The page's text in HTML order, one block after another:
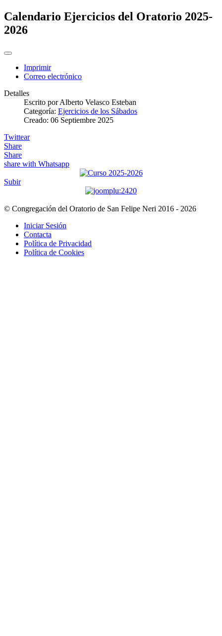
Calendario Ejercicios del Oratorio 2025-
2026
Imprimir
Correo electrónico
Detalles
Escrito porAlberto Velasco Esteban
Categoría: Ejercicios de los Sábados
Creado: 06 Septiembre 2025
Twittear
Share
Share
share with Whatsapp
Subir
© Congregación del Oratorio de San Felipe Neri 2016 - 2026
Iniciar Sesión
Contacta
Política de Privacidad
Política de Cookies